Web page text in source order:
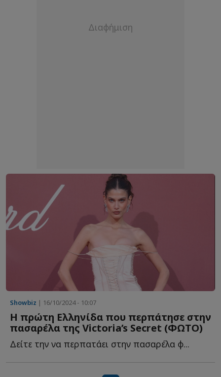
Showbiz | 16/10/2024 - 10:07
Η πρώτη Ελληνίδα που περπάτησε στην
πασαρέλα της Victoria’s Secret (ΦΩΤΟ)
Δείτε την να περπατάει στην πασαρέλα φ...